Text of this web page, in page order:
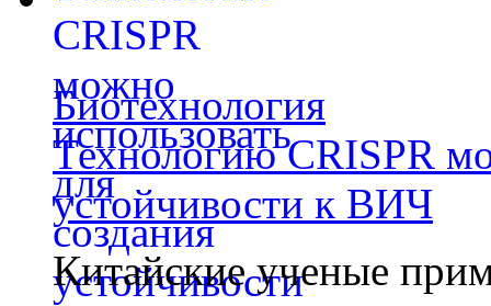
Биотехнология
Технологию CRISPR
устойчивости к ВИЧ
Китайские ученые